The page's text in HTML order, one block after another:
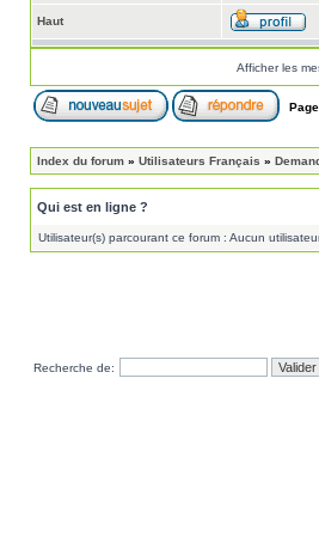
Haut
Afficher les
Page
Index du forum » Utilisateurs Français »
Qui est en ligne ?
Utilisateur(s) parcourant ce forum : Aucun
Recherche de: